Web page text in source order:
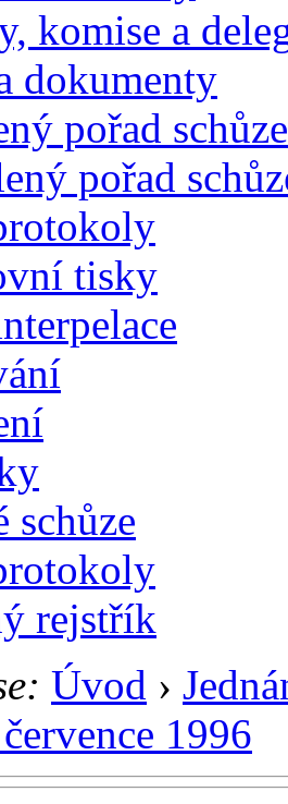
komise a
dokumenty
pořad schůze
pořad
tisky
schůze
rejstřík
Úvod ›
1996